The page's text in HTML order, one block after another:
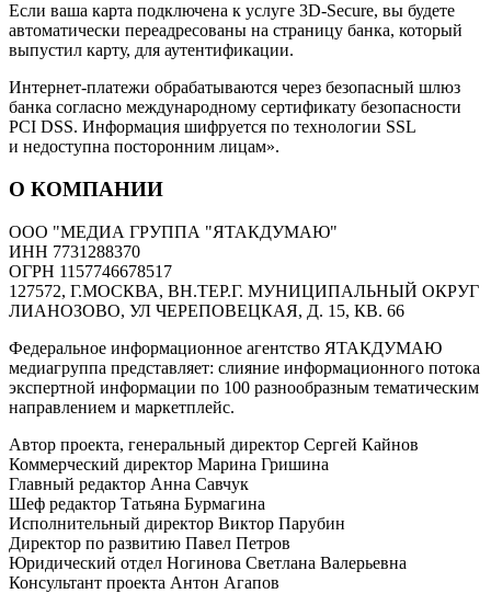
Если ваша карта подключена к услуге 3D-Secure, вы будете
автоматически переадресованы на страницу банка, который
выпустил карту, для аутентификации.
Интернет-платежи обрабатываются через безопасный шлюз
банка согласно международному сертификату безопасности
PCI DSS. Информация шифруется по технологии SSL
и недоступна посторонним лицам».
О КОМПАНИИ
ООО "МЕДИА ГРУППА "ЯТАКДУМАЮ"
ИНН 7731288370
ОГРН 1157746678517
127572, Г.МОСКВА, ВН.ТЕР.Г. МУНИЦИПАЛЬНЫЙ ОКРУГ
ЛИАНОЗОВО, УЛ ЧЕРЕПОВЕЦКАЯ, Д. 15, КВ. 66
Федеральное информационное агентство ЯТАКДУМАЮ
медиагруппа представляет: слияние информационного потока
экспертной информации по 100 разнообразным тематическим
направлением и маркетплейс.
Автор проекта, генеральный директор Сергей Кайнов
Коммерческий директор Марина Гришина
Главный редактор Анна Савчук
Шеф редактор Татьяна Бурмагина
Исполнительный директор Виктор Парубин
Директор по развитию Павел Петров
Юридический отдел Ногинова Светлана Валерьевна
Консультант проекта Антон Агапов